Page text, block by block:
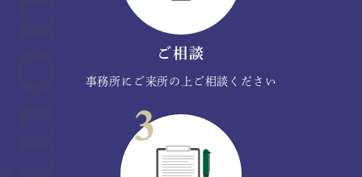
ご相談
事務所にご来所の上ご相談ください